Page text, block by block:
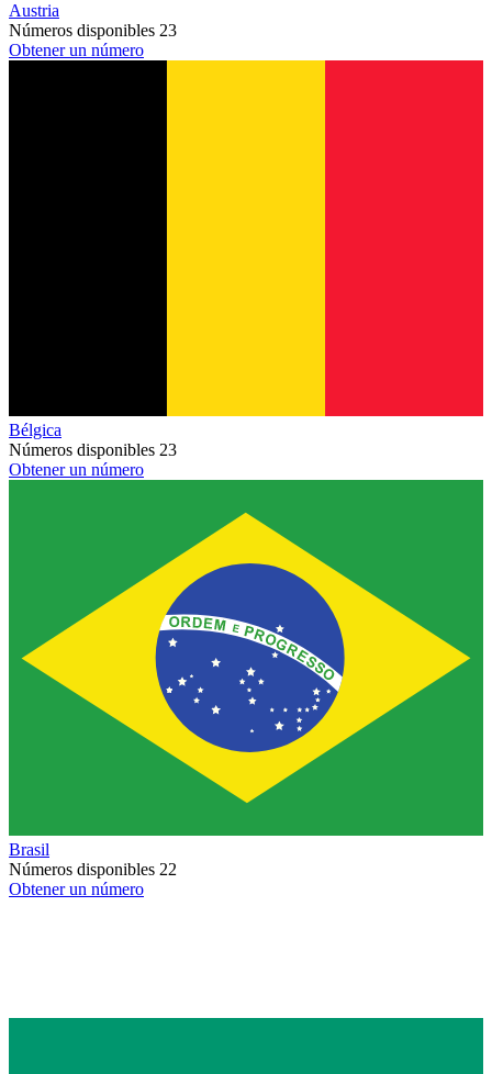
Austria
Números disponibles 23
Obtener un número
Bélgica
Números disponibles 23
Obtener un número
Brasil
Números disponibles 22
Obtener un número